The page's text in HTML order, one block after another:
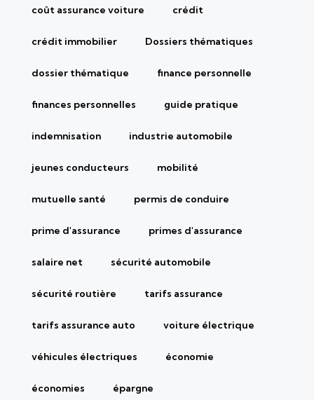
coût assurance voiture crédit
crédit immobilier Dossiers thématiques
dossier thématique finance personnelle
finances personnelles guide pratique
indemnisation industrie automobile
jeunes conducteurs mobilité
mutuelle santé permis de conduire
prime d'assurance primes d'assurance
salaire net sécurité automobile
sécurité routière tarifs assurance
tarifs assurance auto voiture électrique
véhicules électriques économie
économies épargne